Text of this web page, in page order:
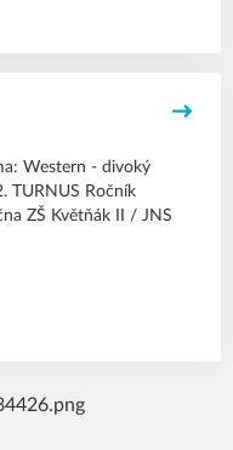
Western - divoký
TURNUS Ročník
ZŠ Květňák II / JNS